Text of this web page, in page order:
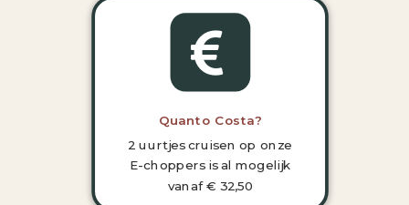

Quanto Costa?
2 uurtjes cruisen op onze
E-choppers is al mogelijk
vanaf € 32,50